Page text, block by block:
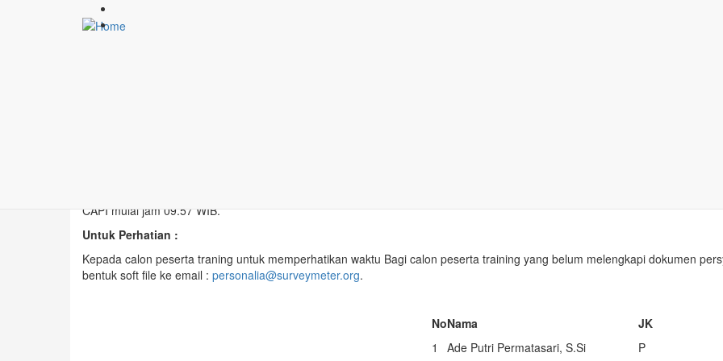
Lompat ke isi utama
CAPI mulai jam 09.57 WIB.
Untuk Perhatian :
Kepada calon peserta traning untuk memperhatikan waktu Bagi calon peserta training yang belum melengkapi dokumen
bentuk soft file ke email : personalia@surveymeter.org.
NoNama
JK
1
Ade Putri Permatasari, S.Si P